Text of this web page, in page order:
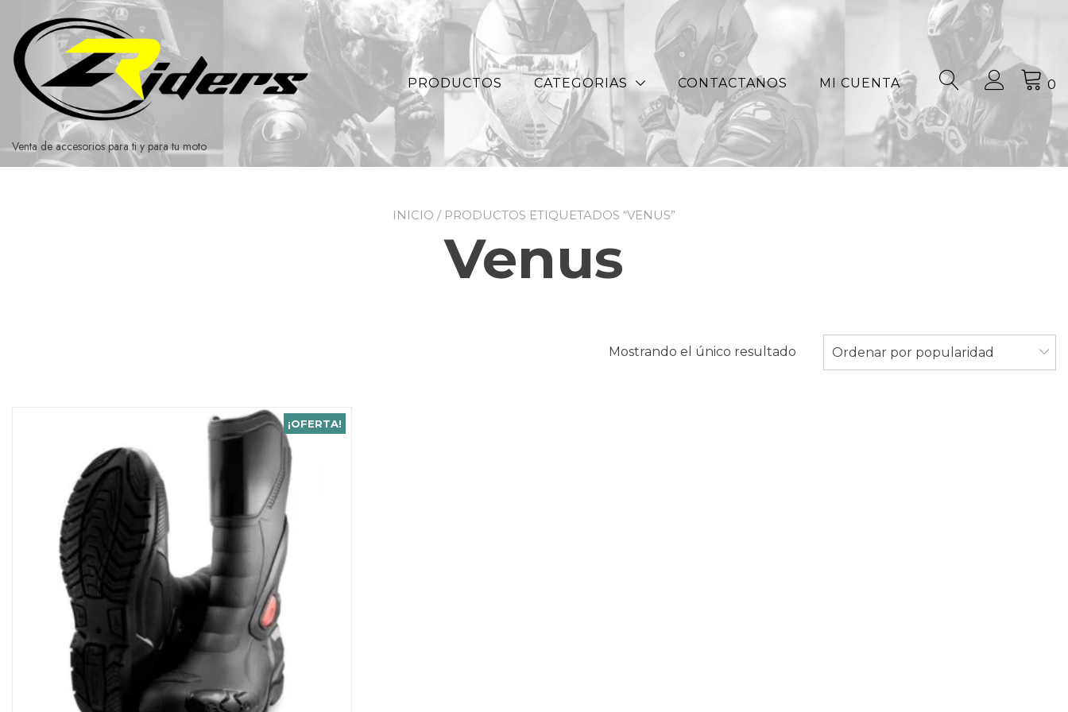
contenido
Venta de accesorios para ti y para tu moto
PRODUCTOS CATEGORIAS CONTACTANOS MI CUENTA 0
INICIO / PRODUCTOS ETIQUETADOS “VENUS”
Venus
Mostrando el único resultado Ordenar por popularidad
¡OFERTA!